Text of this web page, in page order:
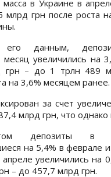
в Украине в
млрд грн после
его данным,
увеличились на
грн – до 1 трлн 489
на 3,6% месяцем ранее.
за счет
млрд грн, что
депозиты в
на 5,4% в феврале
увеличились на
– до 457,7 млрд грн.